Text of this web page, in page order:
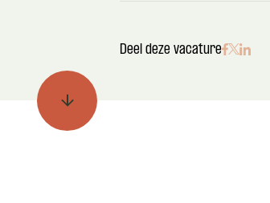
Deel deze vacature